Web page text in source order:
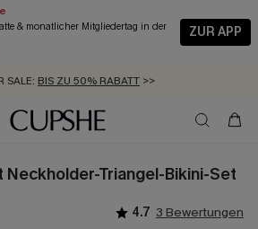
& monatlicher Mitgliedertag in der
ZUR APP
MIT JEDEM SCHNELLVERSAND-ARTIKEL >>
SALE: BIS ZU 50% RABATT >>
BIS ZU -20% EXTRA ERHALTEN
VERSAND AB 89 €
Neckholder-Triangel-Bikini-Set
4.7 3 Bewertungen